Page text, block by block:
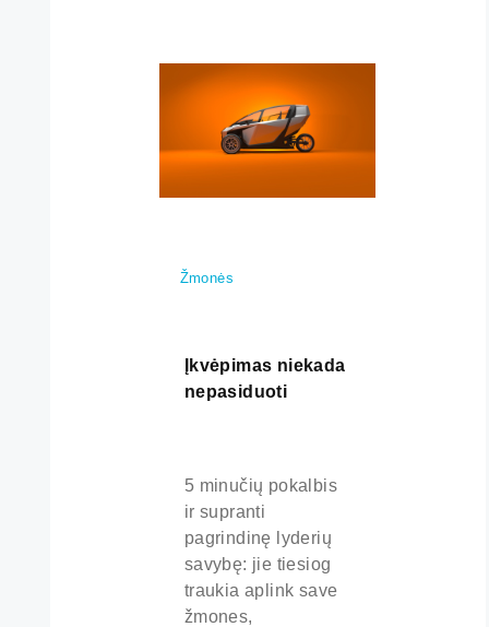
Žmonės
Įkvėpimas niekada
nepasiduoti
5 minučių pokalbis
ir supranti
pagrindinę lyderių
savybę: jie tiesiog
traukia aplink save
žmones,